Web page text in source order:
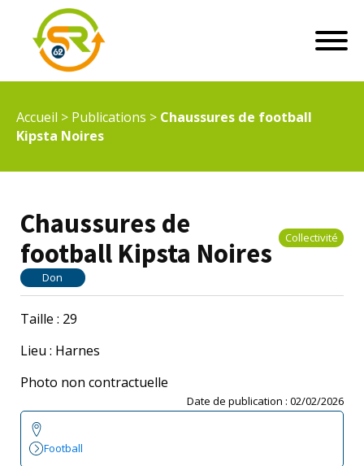
Accueil > Publications > Chaussures de football
Kipsta Noires
Chaussures de
football Kipsta Noires
Collectivité
Don
Taille : 29
Lieu : Harnes
Photo non contractuelle
Date de publication :02/02/2026
Football